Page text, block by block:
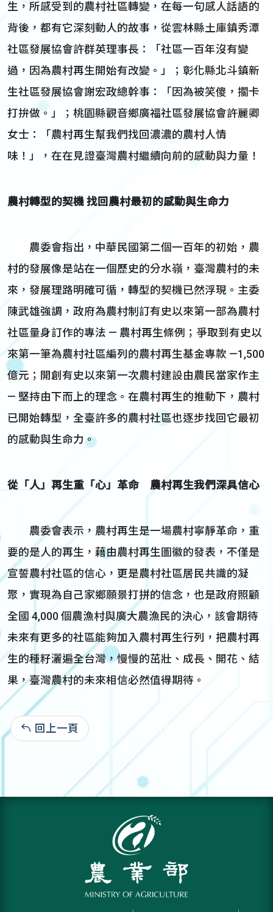
生，所感受到的農村社區轉變，在每一句感人話語的
背後，都有它深刻動人的故事，從雲林縣土庫鎮秀潭
社區發展協會許群英理事長：「社區一百年沒有變
過，因為農村再生開始有改變。」；彰化縣北斗鎮新
生社區發展協會謝宏政總幹事：「因為被笑傻，擱卡
打拚做。」；桃園縣觀音鄉廣福社區發展協會許麗卿
女士：「農村再生幫我們找回濃濃的農村人情
味！」，在在見證臺灣農村繼續向前的感動與力量！
農村轉型的契機 找回農村最初的感動與生命力
農委會指出，中華民國第二個一百年的初始，農
村的發展像是站在一個歷史的分水嶺，臺灣農村的未
來，發展理路明確可循，轉型的契機已然浮現。主委
陳武雄強調，政府為農村制訂有史以來第一部為農村
社區量身訂作的專法 — 農村再生條例；爭取到有史以
來第一筆為農村社區編列的農村再生基金專款 —1,500
億元；開創有史以來第一次農村建設由農民當家作主
— 堅持由下而上的理念。在農村再生的推動下，農村
已開始轉型，全臺許多的農村社區也逐步找回它最初
的感動與生命力。
從「人」再生重「心」革命 農村再生我們深具信心
農委會表示，農村再生是一場農村寧靜革命，重
要的是人的再生，藉由農村再生圖徽的發表，不僅是
宣誓農村社區的信心，更是農村社區居民共識的凝
聚，實現為自己家鄉願景打拼的信念，也是政府照顧
全國 4,000 個農漁村與廣大農漁民的決心，該會期待
未來有更多的社區能夠加入農村再生行列，把農村再
生的種籽灑遍全台灣，慢慢的茁壯、成長、開花、結
果，臺灣農村的未來相信必然值得期待。
回上一頁 101-01-10:1,936